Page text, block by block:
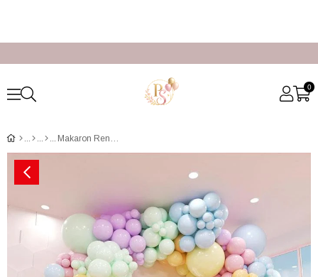
0
Makaron Renkli Zincir Balon Kurulumu Paketi